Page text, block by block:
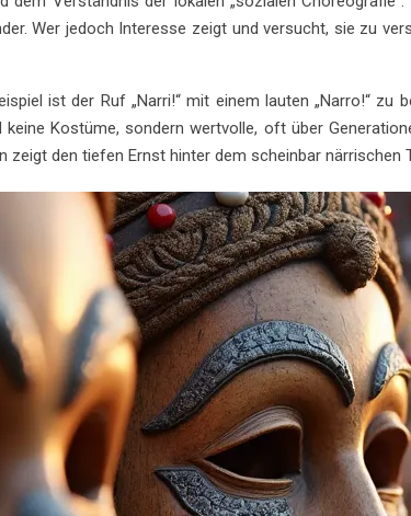
Wer jedoch Interesse zeigt und versucht, sie zu
ist der Ruf „Narri!“ mit einem lauten „Narro!“
Kostüme, sondern wertvolle, oft über
zeigt den tiefen Ernst hinter dem scheinbar närrischen